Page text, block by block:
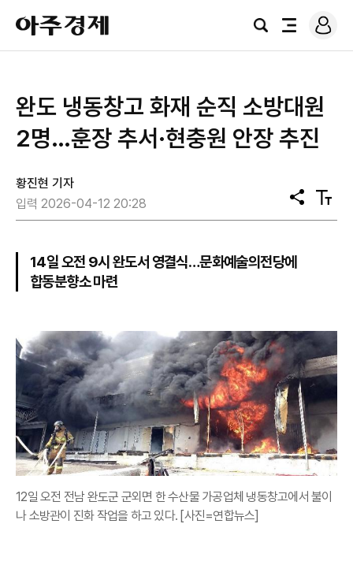
아
주
경
검
전
로
그
완도 냉동창고 화재 순직 소방대원
2명…훈장 추서·현충원 안장 추진
황진현 기자
입력 2026-04-12 20:28
공
유
텍
스
14일 오전 9시 완도서 영결식…문화예술의전당에
합동분향소 마련
12일 오전 전남 완도군 군외면 한 수산물 가공업체 냉동창고에서 불이
나 소방관이 진화 작업을 하고 있다. [사진=연합뉴스]